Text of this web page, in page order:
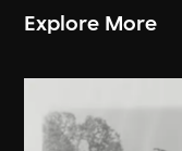
Explore More